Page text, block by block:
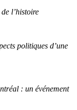
l’histoire
politiques d’une
: un événement